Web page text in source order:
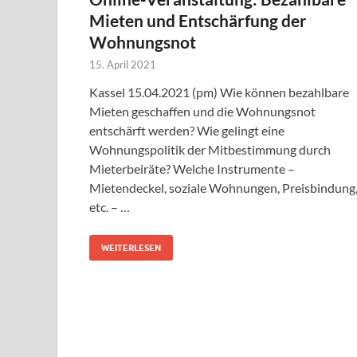
Mieten und Entschärfung der
Wohnungsnot
15. April 2021
Kassel 15.04.2021 (pm) Wie können bezahlbare
Mieten geschaffen und die Wohnungsnot
entschärft werden? Wie gelingt eine
Wohnungspolitik der Mitbestimmung durch
Mieterbeiräte? Welche Instrumente –
Mietendeckel, soziale Wohnungen, Preisbindung,
etc. – …
WEITERLESEN